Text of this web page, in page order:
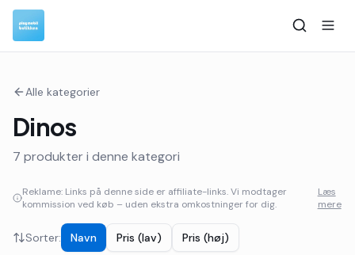
Alle kategorier
Dinos
7 produkter i denne kategori
Reklame: Links på denne side er affiliate-links. Vi modtager
kommission ved køb – uden ekstra omkostninger for dig.
Læs
mere
Sorter: Navn Pris (lav) Pris (høj)